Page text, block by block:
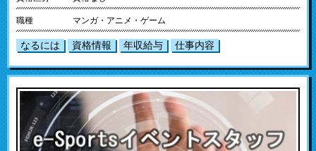
職種 マンガ・アニメ・ゲーム
なるには 資格情報 年収給与 仕事内容